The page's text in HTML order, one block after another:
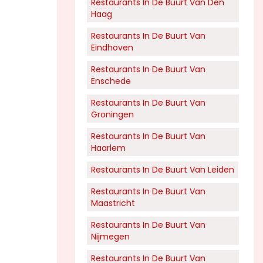
Restaurants In De Buurt Van Den
Haag
Restaurants In De Buurt Van
Eindhoven
Restaurants In De Buurt Van
Enschede
Restaurants In De Buurt Van
Groningen
Restaurants In De Buurt Van
Haarlem
Restaurants In De Buurt Van Leiden
Restaurants In De Buurt Van
Maastricht
Restaurants In De Buurt Van
Nijmegen
Restaurants In De Buurt Van